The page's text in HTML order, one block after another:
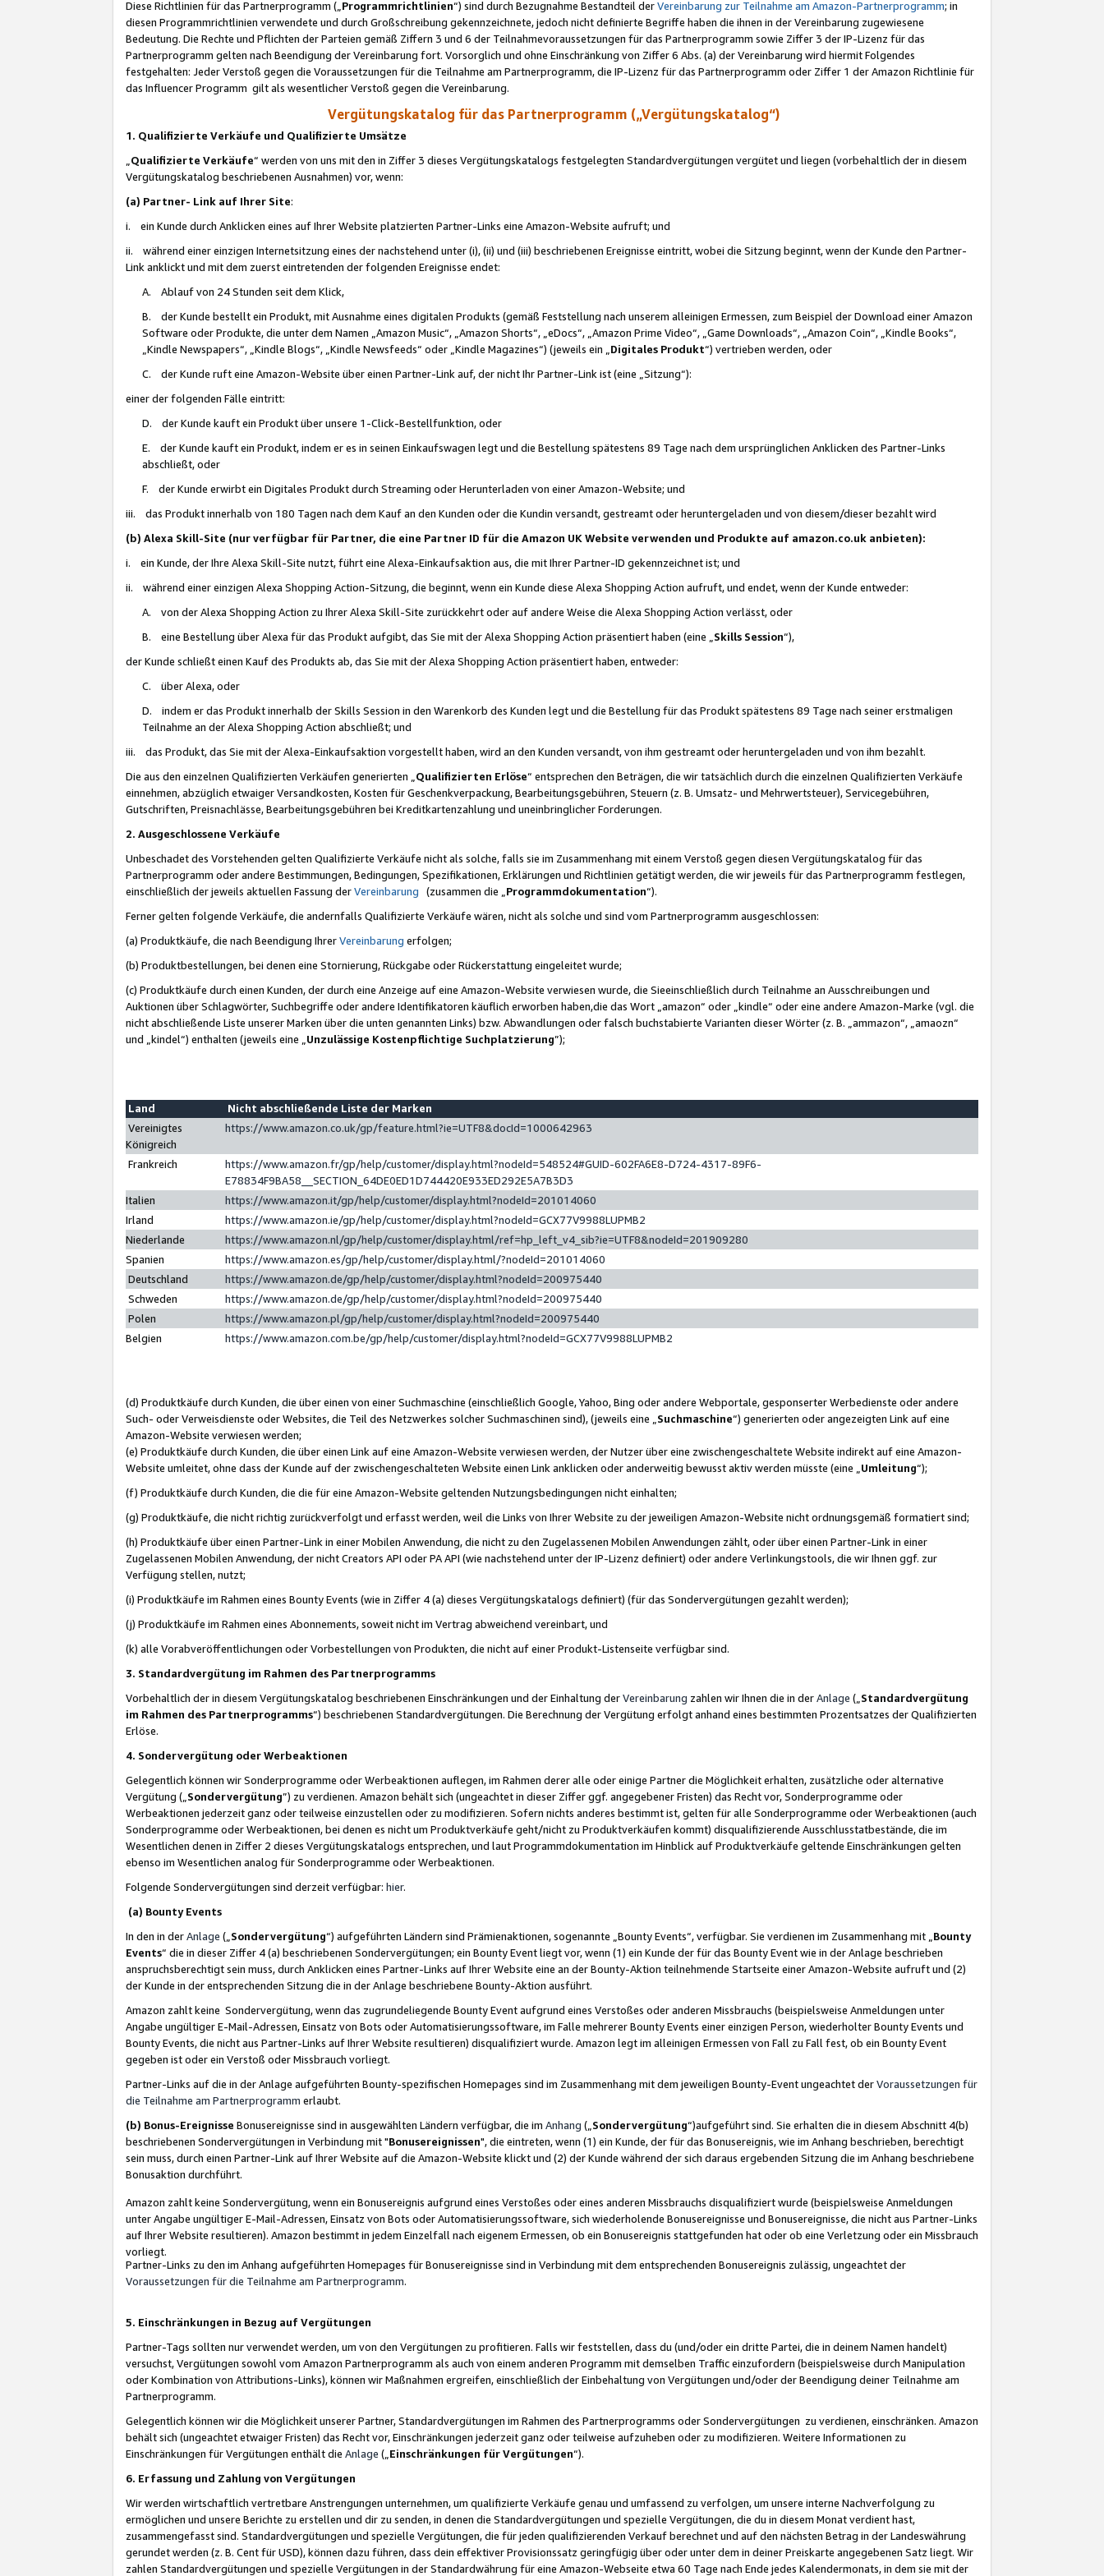
Diese Richtlinien für das Partnerprogramm („Programmrichtlinien“) sind durch Bezugnahme Bestandteil derVereinbarung zur Teilnahme am Amazon-Partnerprogramm; in
diesen Programmrichtlinien verwendete und durch Großschreibung gekennzeichnete, jedoch nicht definierte Begriffe haben die ihnen in der Vereinbarung zugewiesene
Bedeutung. Die Rechte und Pflichten der Parteien gemäß Ziffern 3 und 6 der Teilnahmevoraussetzungen für das Partnerprogramm sowie Ziffer 3 der IP-Lizenz für das
Partnerprogramm gelten nach Beendigung der Vereinbarung fort. Vorsorglich und ohne Einschränkung von Ziffer 6 Abs. (a) der Vereinbarung wird hiermit Folgendes
festgehalten: Jeder Verstoß gegen die Voraussetzungen für die Teilnahme am Partnerprogramm, die IP-Lizenz für das Partnerprogramm oder Ziffer 1 der Amazon Richtlinie für
das Influencer Programm gilt als wesentlicher Verstoß gegen die Vereinbarung.
Vergütungskatalog für das Partnerprogramm („Vergütungskatalog“)
1. Qualifizierte Verkäufe und Qualifizierte Umsätze
Qualifizierte Verkäufe“ werden von uns mit den in Ziffer 3 dieses Vergütungskatalogs festgelegten Standardvergütungen vergütet und liegen (vorbehaltlich der in diesem
Vergütungskatalog beschriebenen Ausnahmen) vor, wenn:
(a) Partner- Link auf Ihrer Site:
i. ein Kunde durch Anklicken eines auf Ihrer Website platzierten Partner-Links eine Amazon-Website aufruft; und
ii. während einer einzigen Internetsitzung eines der nachstehend unter (i), (ii) und (iii) beschriebenen Ereignisse eintritt, wobei die Sitzung beginnt, wenn der Kunde den Partner-
Link anklickt und mit dem zuerst eintretenden der folgenden Ereignisse endet:
A. Ablauf von 24 Stunden seit dem Klick,
B. der Kunde bestellt ein Produkt, mit Ausnahme eines digitalen Produkts (gemäß Feststellung nach unserem alleinigen Ermessen, zum Beispiel der Download einer Amazon
Software oder Produkte, die unter dem Namen „Amazon Music“, „Amazon Shorts“, „eDocs“, „Amazon Prime Video“, „Game Downloads“, „Amazon Coin“, „Kindle Books“,
„Kindle Newspapers“, „Kindle Blogs“, „Kindle Newsfeeds“ oder „Kindle Magazines“) (jeweils ein „ Digitales Produkt“) vertrieben werden, oder
C. der Kunde ruft eine Amazon-Website über einen Partner-Link auf, der nicht Ihr Partner-Link ist (eine „Sitzung“):
einer der folgenden Fälle eintritt:
D. der Kunde kauft ein Produkt über unsere 1-Click-Bestellfunktion, oder
E. der Kunde kauft ein Produkt, indem er es in seinen Einkaufswagen legt und die Bestellung spätestens 89 Tage nach dem ursprünglichen Anklicken des Partner-Links
abschließt, oder
F. der Kunde erwirbt ein Digitales Produkt durch Streaming oder Herunterladen von einer Amazon-Website; und
iii. das Produkt innerhalb von 180 Tagen nach dem Kauf an den Kunden oder die Kundin versandt, gestreamt oder heruntergeladen und von diesem/dieser bezahlt wird
(b) Alexa Skill-Site (nur verfügbar für Partner, die eine Partner ID für die Amazon UK Website verwenden und Produkte auf amazon.co.uk anbieten):
i. ein Kunde, der Ihre Alexa Skill-Site nutzt, führt eine Alexa-Einkaufsaktion aus, die mit Ihrer Partner-ID gekennzeichnet ist; und
ii. während einer einzigen Alexa Shopping Action-Sitzung, die beginnt, wenn ein Kunde diese Alexa Shopping Action aufruft, und endet, wenn der Kunde entweder:
A. von der Alexa Shopping Action zu Ihrer Alexa Skill-Site zurückkehrt oder auf andere Weise die Alexa Shopping Action verlässt, oder
B. eine Bestellung über Alexa für das Produkt aufgibt, das Sie mit der Alexa Shopping Action präsentiert haben (eine „ Skills Session“),
der Kunde schließt einen Kauf des Produkts ab, das Sie mit der Alexa Shopping Action präsentiert haben, entweder:
C. über Alexa, oder
D. indem er das Produkt innerhalb der Skills Session in den Warenkorb des Kunden legt und die Bestellung für das Produkt spätestens 89 Tage nach seiner erstmaligen
Teilnahme an der Alexa Shopping Action abschließt; und
iii. das Produkt, das Sie mit der Alexa-Einkaufsaktion vorgestellt haben, wird an den Kunden versandt, von ihm gestreamt oder heruntergeladen und von ihm bezahlt.
Die aus den einzelnen Qualifizierten Verkäufen generierten „ Qualifizierten Erlöse“ entsprechen den Beträgen, die wir tatsächlich durch die einzelnen Qualifizierten Verkäufe
einnehmen, abzüglich etwaiger Versandkosten, Kosten für Geschenkverpackung, Bearbeitungsgebühren, Steuern (z. B. Umsatz- und Mehrwertsteuer), Servicegebühren,
Gutschriften, Preisnachlässe, Bearbeitungsgebühren bei Kreditkartenzahlung und uneinbringlicher Forderungen.
2. Ausgeschlossene Verkäufe
Unbeschadet des Vorstehenden gelten Qualifizierte Verkäufe nicht als solche, falls sie im Zusammenhang mit einem Verstoß gegen diesen Vergütungskatalog für das
Partnerprogramm oder andere Bestimmungen, Bedingungen, Spezifikationen, Erklärungen und Richtlinien getätigt werden, die wir jeweils für das Partnerprogramm festlegen,
einschließlich der jeweils aktuellen Fassung derVereinbarung (zusammen die „ Programmdokumentation“).
Ferner gelten folgende Verkäufe, die andernfalls Qualifizierte Verkäufe wären, nicht als solche und sind vom Partnerprogramm ausgeschlossen:
(a) Produktkäufe, die nach Beendigung IhrerVereinbarung erfolgen;
(b) Produktbestellungen, bei denen eine Stornierung, Rückgabe oder Rückerstattung eingeleitet wurde;
(c) Produktkäufe durch einen Kunden, der durch eine Anzeige auf eine Amazon-Website verwiesen wurde, die Sieeinschließlich durch Teilnahme an Ausschreibungen und
Auktionen über Schlagwörter, Suchbegriffe oder andere Identifikatoren käuflich erworben haben,die das Wort „amazon“ oder „kindle“ oder eine andere Amazon-Marke (vgl. die
nicht abschließende Liste unserer Marken über die unten genannten Links) bzw. Abwandlungen oder falsch buchstabierte Varianten dieser Wörter (z. B. „ammazon“, „amaozn“
und „kindel“) enthalten (jeweils eine „ Unzulässige Kostenpflichtige Suchplatzierung”);
Land
Nicht abschließende Liste der Marken
Vereinigtes
Königreich
https://www.amazon.co.uk/gp/feature.html?ie=UTF8&docId=1000642963
Frankreich
https://www.amazon.fr/gp/help/customer/display.html?nodeId=548524#GUID-602FA6E8-D724-4317-89F6-
E78834F9BA58__SECTION_64DE0ED1D744420E933ED292E5A7B3D3
Italien
https://www.amazon.it/gp/help/customer/display.html?nodeId=201014060
Irland
https://www.amazon.ie/gp/help/customer/display.html?nodeId=GCX77V9988LUPMB2
Niederlande
https://www.amazon.nl/gp/help/customer/display.html/ref=hp_left_v4_sib?ie=UTF8&nodeId=201909280
Spanien
https://www.amazon.es/gp/help/customer/display.html/?nodeId=201014060
Deutschland
https://www.amazon.de/gp/help/customer/display.html?nodeId=200975440
Schweden
https://www.amazon.de/gp/help/customer/display.html?nodeId=200975440
Polen
https://www.amazon.pl/gp/help/customer/display.html?nodeId=200975440
Belgien
https://www.amazon.com.be/gp/help/customer/display.html?nodeId=GCX77V9988LUPMB2
(d) Produktkäufe durch Kunden, die über einen von einer Suchmaschine (einschließlich Google, Yahoo, Bing oder andere Webportale, gesponserter Werbedienste oder andere
Such- oder Verweisdienste oder Websites, die Teil des Netzwerkes solcher Suchmaschinen sind), (jeweils eine „ Suchmaschine“) generierten oder angezeigten Link auf eine
Amazon-Website verwiesen werden;
(e) Produktkäufe durch Kunden, die über einen Link auf eine Amazon-Website verwiesen werden, der Nutzer über eine zwischengeschaltete Website indirekt auf eine Amazon-
Website umleitet, ohne dass der Kunde auf der zwischengeschalteten Website einen Link anklicken oder anderweitig bewusst aktiv werden müsste (eine „ Umleitung“);
(f) Produktkäufe durch Kunden, die die für eine Amazon-Website geltenden Nutzungsbedingungen nicht einhalten;
(g) Produktkäufe, die nicht richtig zurückverfolgt und erfasst werden, weil die Links von Ihrer Website zu der jeweiligen Amazon-Website nicht ordnungsgemäß formatiert sind;
(h) Produktkäufe über einen Partner-Link in einer Mobilen Anwendung, die nicht zu den Zugelassenen Mobilen Anwendungen zählt, oder über einen Partner-Link in einer
Zugelassenen Mobilen Anwendung, der nicht Creators API oder PA API (wie nachstehend unter der IP-Lizenz definiert) oder andere Verlinkungstools, die wir Ihnen ggf. zur
Verfügung stellen, nutzt;
(i) Produktkäufe im Rahmen eines Bounty Events (wie in Ziffer 4 (a) dieses Vergütungskatalogs definiert) (für das Sondervergütungen gezahlt werden);
(j) Produktkäufe im Rahmen eines Abonnements, soweit nicht im Vertrag abweichend vereinbart, und
(k) alle Vorabveröffentlichungen oder Vorbestellungen von Produkten, die nicht auf einer Produkt-Listenseite verfügbar sind.
3. Standardvergütung im Rahmen des Partnerprogramms
Vorbehaltlich der in diesem Vergütungskatalog beschriebenen Einschränkungen und der Einhaltung derVereinbarung zahlen wir Ihnen die in derAnlage („ Standardvergütung
im Rahmen des Partnerprogramms“) beschriebenen Standardvergütungen. Die Berechnung der Vergütung erfolgt anhand eines bestimmten Prozentsatzes der Qualifizierten
Erlöse.
4. Sondervergütung oder Werbeaktionen
Gelegentlich können wir Sonderprogramme oder Werbeaktionen auflegen, im Rahmen derer alle oder einige Partner die Möglichkeit erhalten, zusätzliche oder alternative
Vergütung („ Sondervergütung”) zu verdienen. Amazon behält sich (ungeachtet in dieser Ziffer ggf. angegebener Fristen) das Recht vor, Sonderprogramme oder
Werbeaktionen jederzeit ganz oder teilweise einzustellen oder zu modifizieren. Sofern nichts anderes bestimmt ist, gelten für alle Sonderprogramme oder Werbeaktionen (auch
Sonderprogramme oder Werbeaktionen, bei denen es nicht um Produktverkäufe geht/nicht zu Produktverkäufen kommt) disqualifizierende Ausschlusstatbestände, die im
Wesentlichen denen in Ziffer 2 dieses Vergütungskatalogs entsprechen, und laut Programmdokumentation im Hinblick auf Produktverkäufe geltende Einschränkungen gelten
ebenso im Wesentlichen analog für Sonderprogramme oder Werbeaktionen.
Folgende Sondervergütungen sind derzeit verfügbar: hier.
(a) Bounty Events
In den in derAnlage („ Sondervergütung“) aufgeführten Ländern sind Prämienaktionen, sogenannte „Bounty Events“, verfügbar. Sie verdienen im Zusammenhang mit „ Bounty
Events“ die in dieser Ziffer 4 (a) beschriebenen Sondervergütungen; ein Bounty Event liegt vor, wenn (1) ein Kunde der für das Bounty Event wie in der Anlage beschrieben
anspruchsberechtigt sein muss, durch Anklicken eines Partner-Links auf Ihrer Website eine an der Bounty-Aktion teilnehmende Startseite einer Amazon-Website aufruft und (2)
der Kunde in der entsprechenden Sitzung die in der Anlage beschriebene Bounty-Aktion ausführt.
Amazon zahlt keine Sondervergütung, wenn das zugrundeliegende Bounty Event aufgrund eines Verstoßes oder anderen Missbrauchs (beispielsweise Anmeldungen unter
Angabe ungültiger E-Mail-Adressen, Einsatz von Bots oder Automatisierungssoftware, im Falle mehrerer Bounty Events einer einzigen Person, wiederholter Bounty Events und
Bounty Events, die nicht aus Partner-Links auf Ihrer Website resultieren) disqualifiziert wurde. Amazon legt im alleinigen Ermessen von Fall zu Fall fest, ob ein Bounty Event
gegeben ist oder ein Verstoß oder Missbrauch vorliegt.
Partner-Links auf die in der Anlage aufgeführten Bounty-spezifischen Homepages sind im Zusammenhang mit dem jeweiligen Bounty-Event ungeachtet derVoraussetzungen für
die Teilnahme am Partnerprogramm erlaubt.
(b) Bonus-Ereignisse Bonusereignisse sind in ausgewählten Ländern verfügbar, die im Anhang („ Sondervergütung“)aufgeführt sind. Sie erhalten die in diesem Abschnitt 4(b)
beschriebenen Sondervergütungen in Verbindung mit "Bonusereignissen", die eintreten, wenn (1) ein Kunde, der für das Bonusereignis, wie im Anhang beschrieben, berechtigt
sein muss, durch einen Partner-Link auf Ihrer Website auf die Amazon-Website klickt und (2) der Kunde während der sich daraus ergebenden Sitzung die im Anhang beschriebene
Bonusaktion durchführt.
Amazon zahlt keine Sondervergütung, wenn ein Bonusereignis aufgrund eines Verstoßes oder eines anderen Missbrauchs disqualifiziert wurde (beispielsweise Anmeldungen
unter Angabe ungültiger E-Mail-Adressen, Einsatz von Bots oder Automatisierungssoftware, sich wiederholende Bonusereignisse und Bonusereignisse, die nicht aus Partner-Links
auf Ihrer Website resultieren). Amazon bestimmt in jedem Einzelfall nach eigenem Ermessen, ob ein Bonusereignis stattgefunden hat oder ob eine Verletzung oder ein Missbrauch
vorliegt.
Partner-Links zu den im Anhang aufgeführten Homepages für Bonusereignisse sind in Verbindung mit dem entsprechenden Bonusereignis zulässig, ungeachtet der
Voraussetzungen für die Teilnahme am Partnerprogramm.
5. Einschränkungen in Bezug auf Vergütungen
Partner-Tags sollten nur verwendet werden, um von den Vergütungen zu profitieren. Falls wir feststellen, dass du (und/oder ein dritte Partei, die in deinem Namen handelt)
versuchst, Vergütungen sowohl vom Amazon Partnerprogramm als auch von einem anderen Programm mit demselben Traffic einzufordern (beispielsweise durch Manipulation
oder Kombination von Attributions-Links), können wir Maßnahmen ergreifen, einschließlich der Einbehaltung von Vergütungen und/oder der Beendigung deiner Teilnahme am
Partnerprogramm.
Gelegentlich können wir die Möglichkeit unserer Partner, Standardvergütungen im Rahmen des Partnerprogramms oder Sondervergütungen zu verdienen, einschränken. Amazon
behält sich (ungeachtet etwaiger Fristen) das Recht vor, Einschränkungen jederzeit ganz oder teilweise aufzuheben oder zu modifizieren. Weitere Informationen zu
Einschränkungen für Vergütungen enthält die Anlage („ Einschränkungen für Vergütungen“).
6. Erfassung und Zahlung von Vergütungen
Wir werden wirtschaftlich vertretbare Anstrengungen unternehmen, um qualifizierte Verkäufe genau und umfassend zu verfolgen, um unsere interne Nachverfolgung zu
ermöglichen und unsere Berichte zu erstellen und dir zu senden, in denen die Standardvergütungen und spezielle Vergütungen, die du in diesem Monat verdient hast,
zusammengefasst sind. Standardvergütungen und spezielle Vergütungen, die für jeden qualifizierenden Verkauf berechnet und auf den nächsten Betrag in der Landeswährung
gerundet werden (z. B. Cent für USD), können dazu führen, dass dein effektiver Provisionssatz geringfügig über oder unter dem in deiner Preiskarte angegebenen Satz liegt. Wir
zahlen Standardvergütungen und spezielle Vergütungen in der Standardwährung für eine Amazon-Webseite etwa 60 Tage nach Ende jedes Kalendermonats, in dem sie mit der